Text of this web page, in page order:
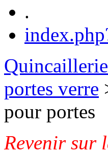
.
portes verre
pour portes
Revenir sur